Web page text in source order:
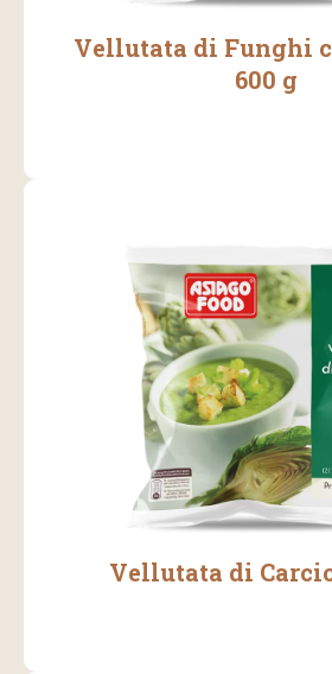
Vellutata di Funghi
600 g
Vellutata di